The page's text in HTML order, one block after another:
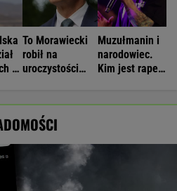
o
To Morawiecki
robił na
uroczystości
Muzułmanin i
narodowiec.
Kim jest raper,